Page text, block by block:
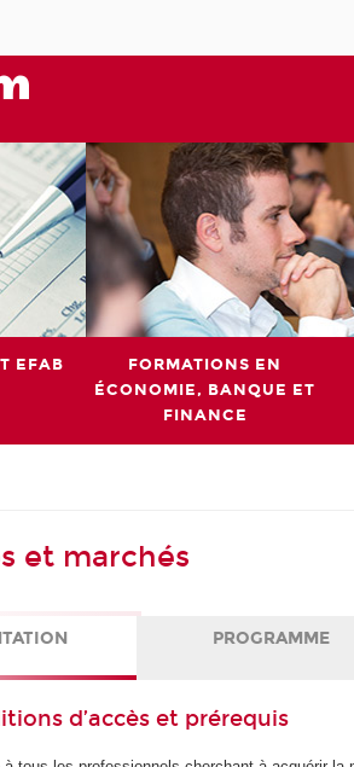
EFAB
FORMATIONS EN
ÉCONOMIE, BANQUE ET
FINANCE
et marchés
PROGRAMME
d’accès et prérequis